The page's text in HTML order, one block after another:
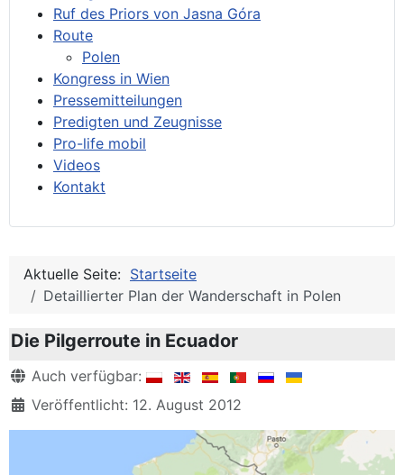
Ruf des Priors von Jasna Góra
Route
Polen
Kongress in Wien
Pressemitteilungen
Predigten und Zeugnisse
Pro-life mobil
Videos
Kontakt
Aktuelle Seite: Startseite
Detaillierter Plan der Wanderschaft in Polen
Die Pilgerroute in Ecuador
DetailsAuch verfügbar:
Veröffentlicht: 12. August 2012